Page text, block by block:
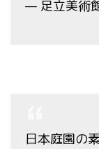
— 足立美術
日本庭園の